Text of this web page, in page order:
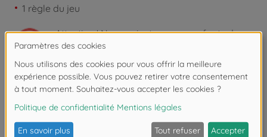
1 règle du jeu
Attention !Ne convient pas aux enfants de
moins de 3 ans. Risque d'asphyxie lié à la
Les avis